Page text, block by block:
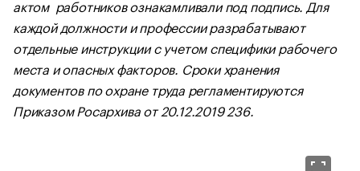
актом работников ознакамливали под подпись. Для
каждой должности и профессии разрабатывают
отдельные инструкции с учетом специфики рабочего
места и опасных факторов. Сроки хранения
документов по охране труда регламентируются
Приказом Росархива от 20.12.2019 236.